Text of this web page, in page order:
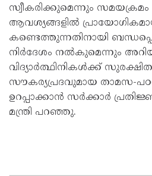
സ്വീകരിക്കുമെന്നും
ആവശ്യങ്ങളിൽ
കണ്ടെത്തുന്നതിനായി
നിർദേശം നൽകുമെന്നും
വിദ്യാർത്ഥിനികൾക്ക്
സൗകര്യപ്രദവുമായ താമസ-
ഉറപ്പാക്കാൻ സർക്കാർ
മന്ത്രി പറഞ്ഞു.